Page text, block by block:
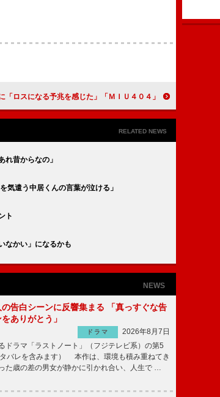
「ＭＩＵ４０４」ネット社会の恐怖を描く 次週最終回に「ロスになる予兆を感じた」
RELATED NEWS
昔からなの」
気遣う中居くんの言葉が泣ける」
ト
なかい」になるかも
NEWS
の告白シーンに反響集まる 「真っすぐな告
ありがとう」
ドラマ
2026年8月7日
ラマ「ラストノート」（フジテレビ系）の第5
バレを含みます） 本作は、環境も積み重ねてき
た歳の差の男女が静かに引かれ合い、人生で …